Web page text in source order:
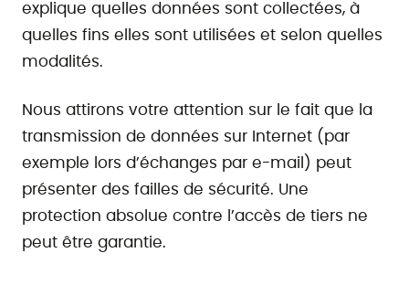
explique quelles données sont collectées, à
quelles fins elles sont utilisées et selon quelles
modalités.
Nous attirons votre attention sur le fait que la
transmission de données sur Internet (par
exemple lors d’échanges par e-mail) peut
présenter des failles de sécurité. Une
protection absolue contre l’accès de tiers ne
peut être garantie.